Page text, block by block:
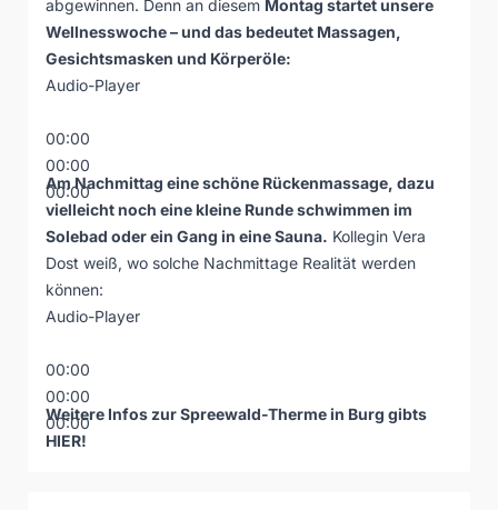
abgewinnen. Denn an diesem Montag startet unsere
Wellnesswoche – und das bedeutet Massagen,
Gesichtsmasken und Körperöle:
Audio-Player
00:00
00:00
00:00
Am Nachmittag eine schöne Rückenmassage, dazu
vielleicht noch eine kleine Runde schwimmen im
Solebad oder ein Gang in eine Sauna. Kollegin Vera
Dost weiß, wo solche Nachmittage Realität werden
können:
Audio-Player
00:00
00:00
00:00
Weitere Infos zur Spreewald-Therme in Burg gibts
HIER!